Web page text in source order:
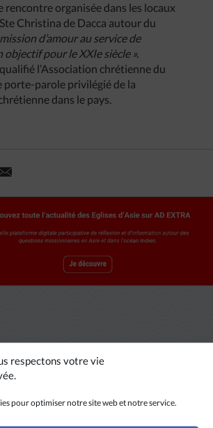
respectons votre vie
pour optimiser notre site web et notre service.
rencontre organisée dans les locaux
Christina de Dacca autour du
d’amour au service de
objectif pour le XXIe siècle ».
l’Association chrétienne du
porte-parole privilégié de la
dans le pays.
LIRE AUSSI